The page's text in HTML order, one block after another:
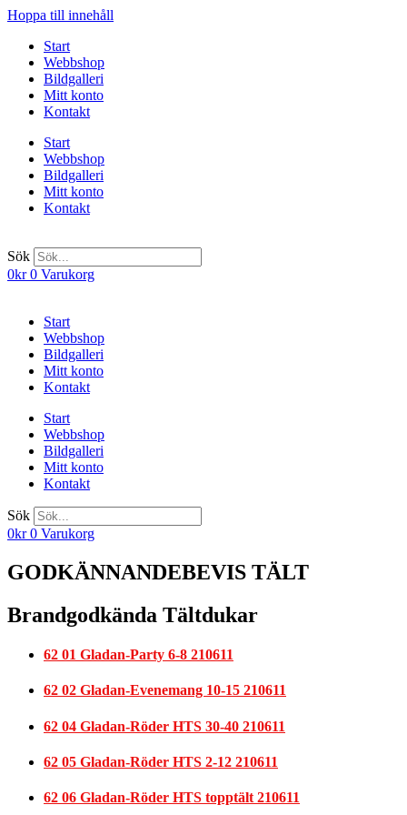
Hoppa till innehåll
Start
Webbshop
Bildgalleri
Mitt konto
Kontakt
Start
Webbshop
Bildgalleri
Mitt konto
Kontakt
Sök
0kr 0 Varukorg
Start
Webbshop
Bildgalleri
Mitt konto
Kontakt
Start
Webbshop
Bildgalleri
Mitt konto
Kontakt
Sök
0kr 0 Varukorg
GODKÄNNANDEBEVIS TÄLT
Brandgodkända Tältdukar
62 01 Gladan-Party 6-8 210611
62 02 Gladan-Evenemang 10-15 210611
62 04 Gladan-Röder HTS 30-40 210611
62 05 Gladan-Röder HTS 2-12 210611
62 06 Gladan-Röder HTS topptält 210611